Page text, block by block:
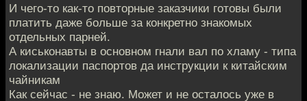
И чего-то как-то повторные заказчики готовы были
платить даже больше за конкретно знакомых
отдельных парней.
А киськонавты в основном гнали вал по хламу - типа
локализации паспортов да инструкции к китайским
чайникам
Как сейчас - не знаю. Может и не осталось уже в